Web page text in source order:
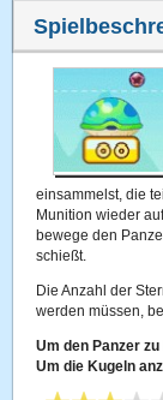
einsammelst, die
Munition wieder
bewege den
schießt.
Die Anzahl der
werden müssen,
Um den Panzer
Um die Kugeln